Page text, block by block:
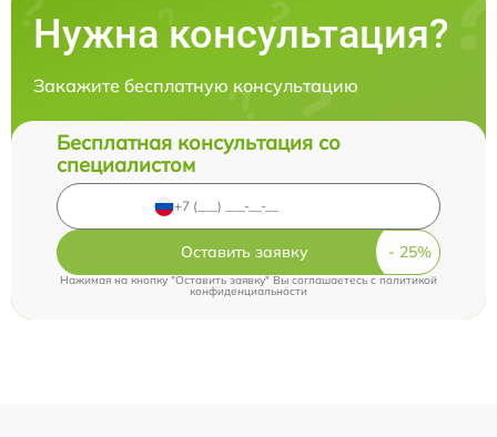
Нужна консультация?
Закажите бесплатную консультацию
Бесплатная консультация со
специалистом
Оставить заявку
Нажимая на кнопку "Оставить заявку" Вы соглашаетесь cполитикой
конфиденциальности